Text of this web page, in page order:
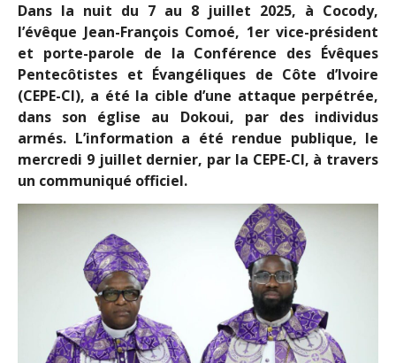
Dans la nuit du 7 au 8 juillet 2025, à Cocody,
l’évêque Jean-François Comoé, 1er vice-président
et porte-parole de la Conférence des Évêques
Pentecôtistes et Évangéliques de Côte d’Ivoire
(CEPE-CI), a été la cible d’une attaque perpétrée,
dans son église au Dokoui, par des individus
armés. L’information a été rendue publique, le
mercredi 9 juillet dernier, par la CEPE-CI, à travers
un communiqué officiel.